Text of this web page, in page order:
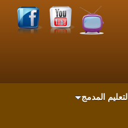
التعليم المدمج